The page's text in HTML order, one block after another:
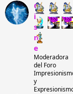
C
i
s
n
e
Moderadora
del Foro
y